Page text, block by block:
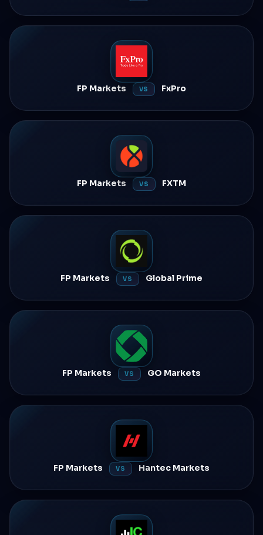
FP Markets VS FxPro
FP Markets VS FXTM
FP Markets VS Global Prime
FP Markets VS GO Markets
FP Markets VS Hantec Markets